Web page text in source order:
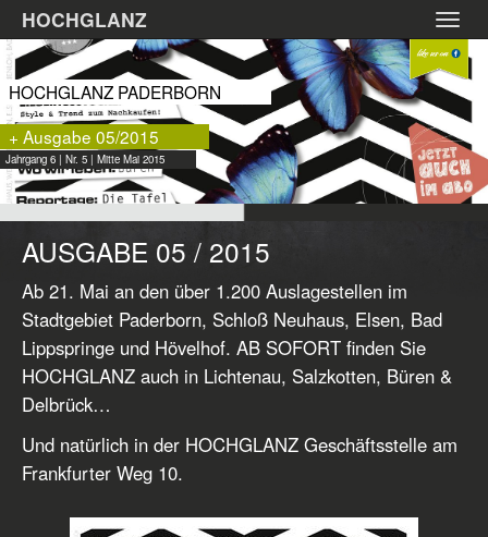
Zum
Hauptinhalt
springen
HOCHGLANZ
HOCHGLANZ PADERBORN
+ Ausgabe 05/2015
Jahrgang 6 | Nr. 5 | Mitte Mai 2015
AUSGABE 05 / 2015
Ab 21. Mai an den über 1.200 Auslagestellen im
Stadtgebiet Paderborn, Schloß Neuhaus, Elsen, Bad
Lippspringe und Hövelhof. AB SOFORT finden Sie
HOCHGLANZ auch in Lichtenau, Salzkotten, Büren &
Delbrück…
Und natürlich in der HOCHGLANZ Geschäftsstelle am
Frankfurter Weg 10.